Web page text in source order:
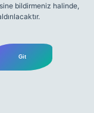
bildirmeniz halinde,